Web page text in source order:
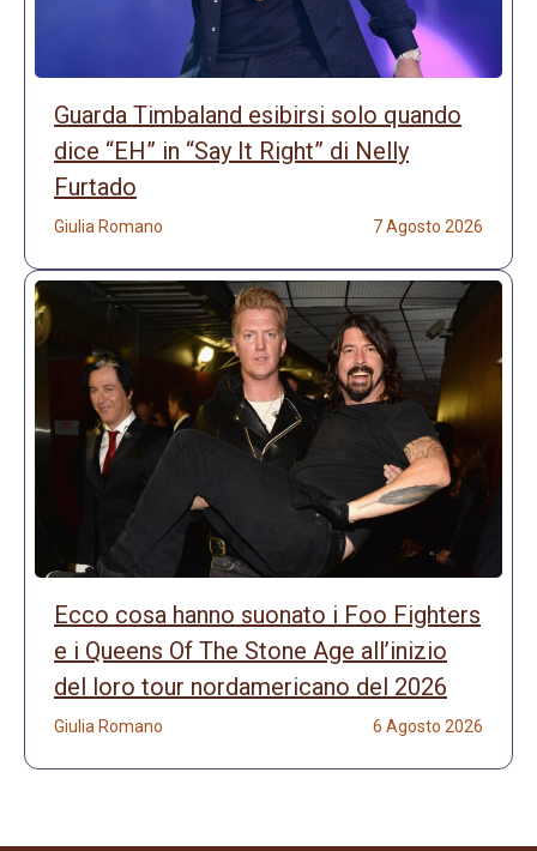
Guarda Timbaland esibirsi solo quando
dice “EH” in “Say It Right” di Nelly
Furtado
Giulia Romano 7 Agosto 2026
Ecco cosa hanno suonato i Foo Fighters
e i Queens Of The Stone Age all’inizio
del loro tour nordamericano del 2026
Giulia Romano 6 Agosto 2026